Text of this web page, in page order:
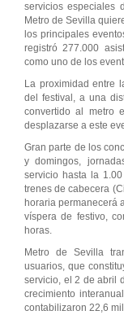
servicios especiales
Metro de Sevilla
los principales
registró 277.000
como uno de los
La proximidad entre
del festival, a una
convertido al metro
desplazarse a este
Gran parte de los
y domingos,
servicio hasta la
trenes de cabecera
horaria permanecerá
víspera de festivo,
horas.
Metro de Sevilla
usuarios, que
servicio, el 2 de abril
crecimiento
contabilizaron 22,6